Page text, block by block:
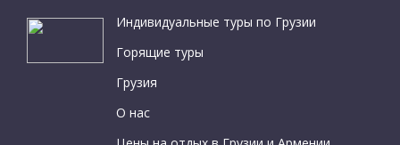
Индивидуальные туры по Грузии
Горящие туры
Грузия
О нас